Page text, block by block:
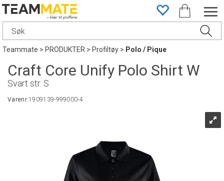
Teammate>PRODUKTER>Profiltøy> Polo / Pique
Craft Core Unify Polo Shirt W
Svart str. S
Varenr:1909139-999000-4